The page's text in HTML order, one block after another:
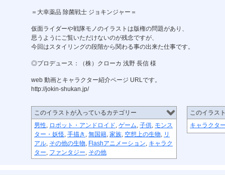
＝大幸薬品 除菌戦士 ジョキンジャー＝
仮面ライダーや戦隊モノのイラストは版権の問題があり、
思うようにご覧いただけないのが残念ですが、
今回はスタイリングの段階から関わる事の出来た仕事です。
◎プロデュース：（株）クローカ 浅野 長信 様
web 動画とキャラクター紹介ページ URLです。
http://jokin-shukan.jp/
このイラストが入っているカテゴリー
男性, ロボット・アンドロイド, ゲーム, 子供, モンス
ター・妖怪, 手描き , 無国籍, 家族, 空想上の生物, リ
アル, その他の生物, Flashアニメーション, キャラク
ター, ファンタジー, その他
このイラス
キャラクタ